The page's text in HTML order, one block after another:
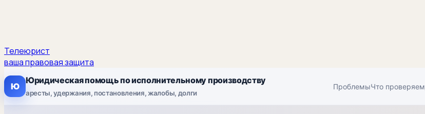
Телеюрист
ваша правовая защита
Ю
Юридическая помощь по исполнительному производству
аресты, удержания, постановления, жалобы, долги
ПроблемыЧто проверяем